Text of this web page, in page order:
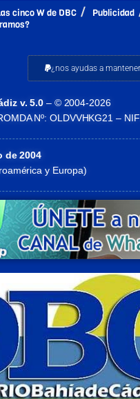
cinco W de DBC
Publicidad
¿nos ayudas a
v. 5.0 – © 2004-2026
Nº: OLDVVHKG21 –
de 2004
y Europa)